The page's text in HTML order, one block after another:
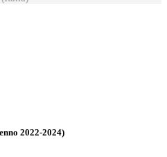
2022-2024)